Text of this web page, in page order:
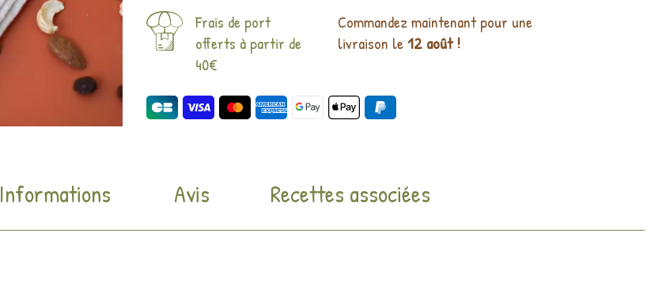
Frais de port
offerts à partir de
40€
Commandez maintenant pour une
livraison le12 août !
Informations Avis Recettes associées